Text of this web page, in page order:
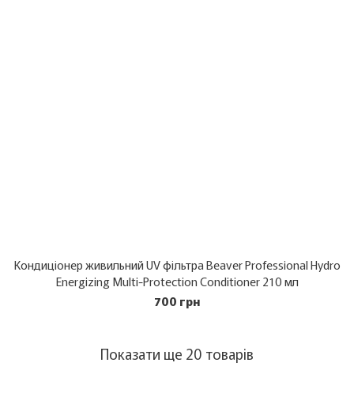
Кондиціонер живильний UV фільтра Beaver Professional Hydro
Energizing Multi-Protection Conditioner 210 мл
700 грн
Показати ще 20 товарів